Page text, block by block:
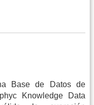
Base de Datos de
Knowledge Data